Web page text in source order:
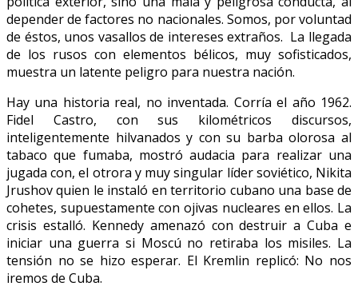
depender de factores no nacionales. Somos, por voluntad
de éstos, unos vasallos de intereses extraños. La llegada
de los rusos con elementos bélicos, muy sofisticados,
muestra un latente peligro para nuestra nación.
Hay una historia real, no inventada. Corría el año 1962.
Fidel Castro, con sus kilométricos discursos,
inteligentemente hilvanados y con su barba olorosa al
tabaco que fumaba, mostró audacia para realizar una
jugada con, el otrora y muy singular líder soviético, Nikita
Jrushov quien le instaló en territorio cubano una base de
cohetes, supuestamente con ojivas nucleares en ellos. La
crisis estalló. Kennedy amenazó con destruir a Cuba e
iniciar una guerra si Moscú no retiraba los misiles. La
tensión no se hizo esperar. El Kremlin replicó: No nos
iremos de Cuba.